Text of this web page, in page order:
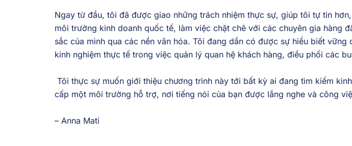
Ngay từ đầu, tôi đã được giao những trách nhiệm thực sự, giúp tôi tự tin
môi trường kinh doanh quốc tế, làm việc chặt chẽ với các chuyên gia hàng
sắc của mình qua các nền văn hóa. Tôi đang dần có được sự hiểu biết
kinh nghiệm thực tế trong việc quản lý quan hệ khách hàng, điều phối các
Tôi thực sự muốn giới thiệu chương trình này tới bất kỳ ai đang tìm kiếm
cấp một môi trường hỗ trợ, nơi tiếng nói của bạn được lắng nghe và công
– Anna Mati